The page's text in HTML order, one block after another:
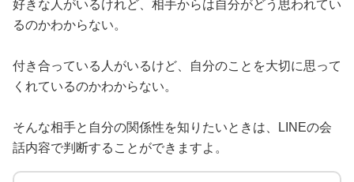
好きな人がいるけれど、相手からは自分がどう思われてい
るのかわからない。
付き合っている人がいるけど、自分のことを大切に思って
くれているのかわからない。
そんな相手と自分の関係性を知りたいときは、LINEの会
話内容で判断することができますよ。